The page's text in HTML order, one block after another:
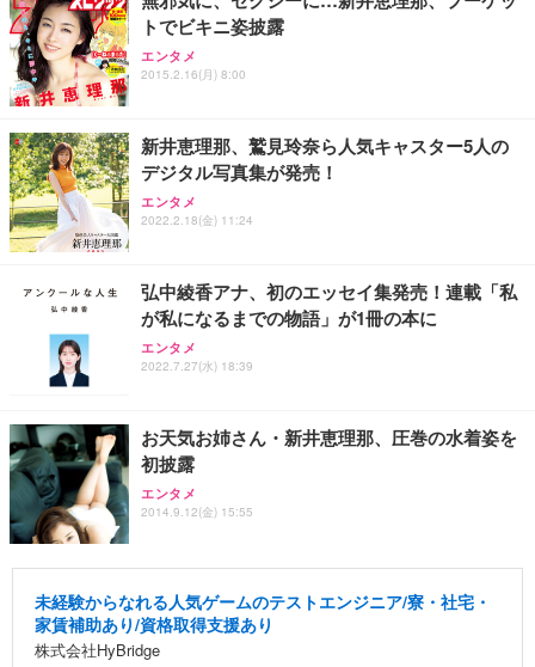
トでビキニ姿披露
エンタメ
2015.2.16(月) 8:00
新井恵理那、鷲見玲奈ら人気キャスター5人の
デジタル写真集が発売！
エンタメ
2022.2.18(金) 11:24
弘中綾香アナ、初のエッセイ集発売！連載「私
が私になるまでの物語」が1冊の本に
エンタメ
2022.7.27(水) 18:39
お天気お姉さん・新井恵理那、圧巻の水着姿を
初披露
エンタメ
2014.9.12(金) 15:55
未経験からなれる人気ゲームのテストエンジニア/寮・社宅・
家賃補助あり/資格取得支援あり
株式会社HyBridge